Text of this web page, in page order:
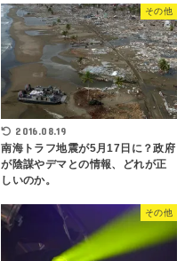
その他
2016.08.19
南海トラフ地震が5月17日に？政府
が陰謀やデマとの情報、どれが正
しいのか。
その他